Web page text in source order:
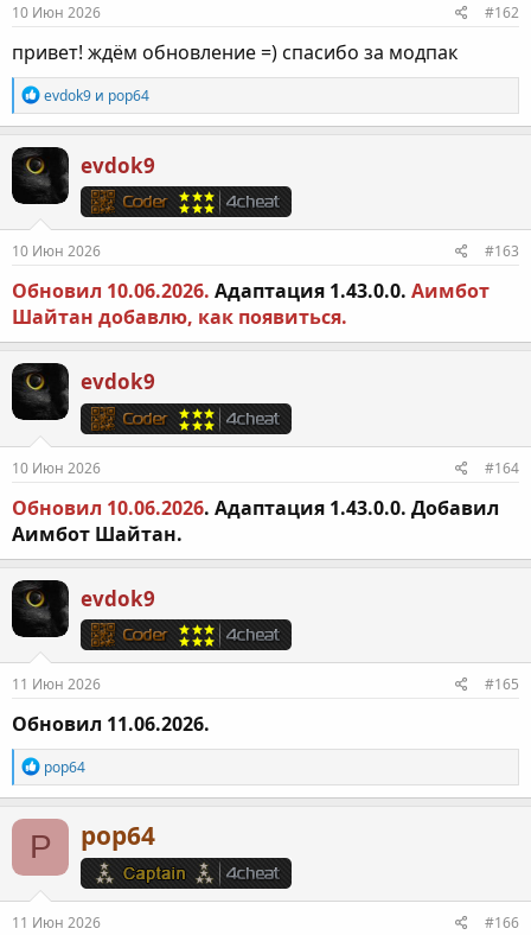
10 Июн 2026 #162
привет! ждём обновление =) спасибо за модпак
Р
е
а
к
ц
и
и
:
evdok9 и pop64
evdok9
10 Июн 2026 #163
Обновил 10.06.2026. Адаптация 1.43.0.0. Аимбот
Шайтан добавлю, как появиться.
evdok9
10 Июн 2026 #164
Обновил 10.06.2026. Адаптация 1.43.0.0. Добавил
Аимбот Шайтан.
evdok9
11 Июн 2026 #165
Обновил 11.06.2026.
Р
е
а
к
ц
и
:
pop64
P pop64
11 Июн 2026 #166